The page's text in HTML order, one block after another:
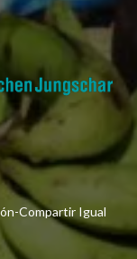
Compartir Igual